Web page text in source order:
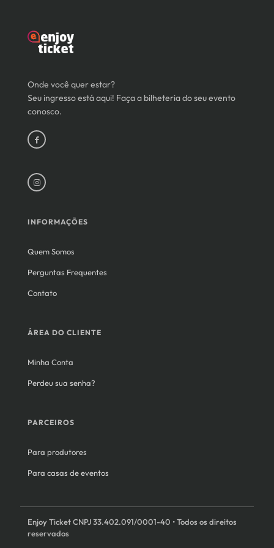
Onde você quer estar?
Seu ingresso está aqui! Faça a bilheteria do seu evento
conosco.
INFORMAÇÕES
Quem Somos
Perguntas Frequentes
Contato
ÁREA DO CLIENTE
Minha Conta
Perdeu sua senha?
PARCEIROS
Para produtores
Para casas de eventos
Enjoy Ticket CNPJ 33.402.091/0001-40 • Todos os direitos
reservados